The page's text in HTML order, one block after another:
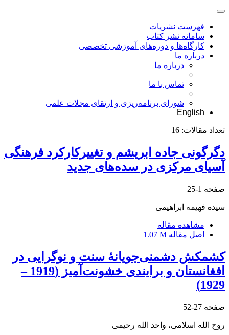
فهرست نشریات
سامانه نشر کتاب
کارگاه‌ها و دوره‌های آموزشی تخصصی
درباره ما
درباره ما
تماس با ما
شورای برنامه‌ریزی و ارتقای مجلات علمی
English
تعداد مقالات: 16
دگرگونی جاده ابریشم و تغییرکارکرد فرهنگی
آسیای مرکزی در سده‌های جدید
صفحه 1-25
سیده فهیمه ابراهیمی
مشاهده مقاله
اصل مقاله 1.07 M
کشمکش دشمنی‌جویانۀ سنت و نوگرایی در
افغانستان و برایندی خشونت‌آمیز (1919 –
1929)
صفحه 27-52
روح الله اسلامی، واحد الله رحیمی